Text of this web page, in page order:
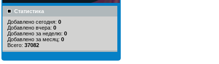
Статистика
Добавлено сегодня: 0
Добавлено вчера: 0
Добавлено за неделю: 0
Добавлено за месяц: 0
Всего: 37082